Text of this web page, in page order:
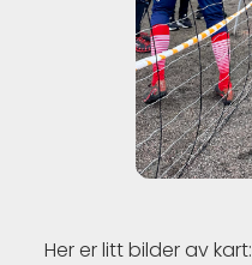
Her er litt bilder av kart: